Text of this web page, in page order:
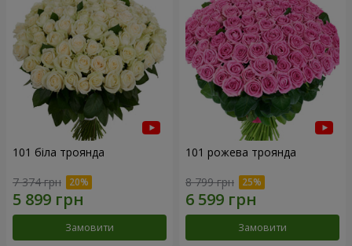
101 біла троянда
7 374 грн
Замовити
101 рожева троянда
8 799 грн
Замовити